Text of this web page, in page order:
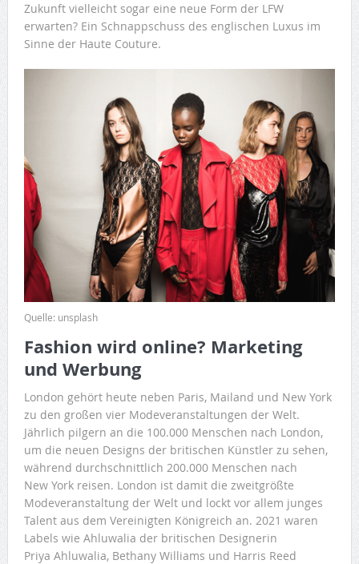
Zukunft vielleicht sogar eine neue Form der LFW
erwarten? Ein Schnappschuss des englischen Luxus im
Sinne der Haute Couture.
Quelle: unsplash
Fashion wird online? Marketing
und Werbung
London gehört heute neben Paris, Mailand und New York
zu den großen vier Modeveranstaltungen der Welt.
Jährlich pilgern an die 100.000 Menschen nach London,
um die neuen Designs der britischen Künstler zu sehen,
während durchschnittlich 200.000 Menschen nach
New York reisen. London ist damit die zweitgrößte
Modeveranstaltung der Welt und lockt vor allem junges
Talent aus dem Vereinigten Königreich an. 2021 waren
Labels wie Ahluwalia der britischen Designerin
Priya Ahluwalia, Bethany Williams und Harris Reed